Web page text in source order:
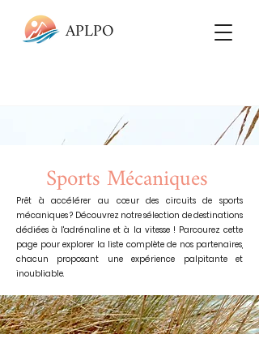
APLPO
Sports Mécaniques
Prêt à accélérer au cœur des circuits de sports
mécaniques ? Découvrez notre sélection de destinations
dédiées à l'adrénaline et à la vitesse ! Parcourez cette
page pour explorer la liste complète de nos partenaires,
chacun proposant une expérience palpitante et
inoubliable.